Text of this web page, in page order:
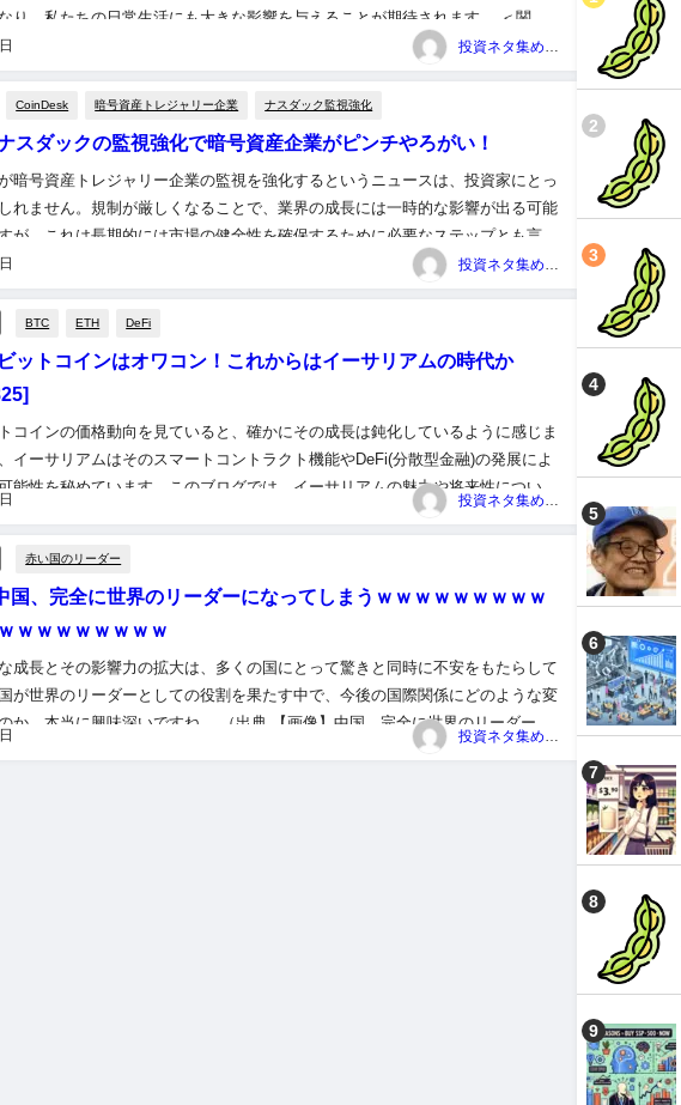
り、私たちの日常生活にも大きな影響を与えることが期待されます。 ＜関連
ブロードコム株が寄り前急伸、ＡＩ半導体100億ドルの大...
投資ネタ集めておいたのだ！管理人
CoinDesk 暗号資産トレジャリー企業 ナスダック監視強化
スダックの監視強化で暗号資産企業がピンチやろがい！
暗号資産トレジャリー企業の監視を強化するというニュースは、投資家にとっ
れません。規制が厳しくなることで、業界の成長には一時的な影響が出る可能
が、これは長期的には市場の健全性を確保するために必要なステップとも言え
直面する新たな挑戦に対して、どのように戦略を立てていくのか、注...
投資ネタ集めておいたのだ！管理人
BTC ETH DeFi
ビットコインはオワコン！これからはイーサリアムの時代か
コインの価格動向を見ていると、確かにその成長は鈍化しているように感じま
イーサリアムはそのスマートコントラクト機能やDeFi(分散型金融)の発展によ
能性を秘めています。このブログでは、イーサリアムの魅力や将来性について
おり、投資家にとって非常に興味深い内容ですよね。 （出典 ...
投資ネタ集めておいたのだ！管理人
赤い国のリーダー
国、完全に世界のリーダーになってしまうｗｗｗｗｗｗｗｗｗ
ｗｗｗｗｗｗｗｗ
成長とその影響力の拡大は、多くの国にとって驚きと同時に不安をもたらして
が世界のリーダーとしての役割を果たす中で、今後の国際関係にどのような変
か、本当に興味深いですね。 （出典 【画像】中国、完全に世界のリーダーに
うｗｗｗｗｗｗｗｗｗｗｗｗｗｗｗｗｗｗｗｗｗｗ） 1 以下、？...
投資ネタ集めておいたのだ！管理人